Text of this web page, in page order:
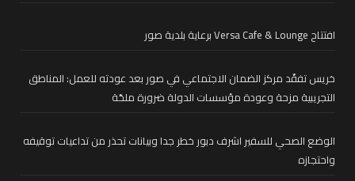
افتتاح Versa Cafe & Lounge برعاية بلدية صور
خريس تفقّد مركز الضمان الاجتماعي في صور بعد عودته للعمل: المناطق
التجريبية مزحة وعودة مؤسسات الدولة ضرورة ملحّة
الوضع الصحي للسفير اشرف دبور خطر جدا وبيانات تحذر من تداعيات توقيفه
واحتجازه